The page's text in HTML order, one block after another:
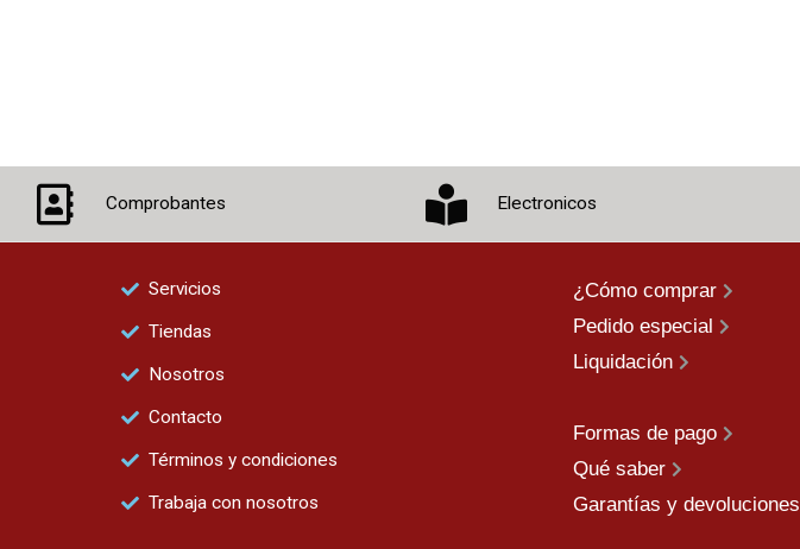
Comprobantes Electronicos
Servicios
Tiendas
Nosotros
Contacto
Términos y condiciones
Trabaja con nosotros
¿Cómo comprar
Pedido especial
Liquidación
Formas de pago
Qué saber
Garantías y devoluciones